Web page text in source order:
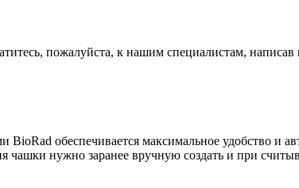
пожалуйста, к нашим специалистам, написав
обеспечивается максимальное удобство и
чашки нужно заранее вручную создать и при